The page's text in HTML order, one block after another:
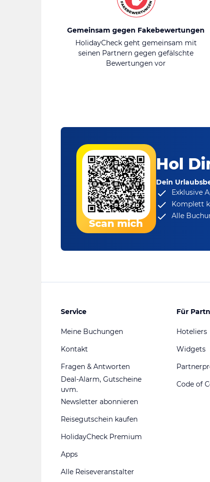
Gemeinsam gegen Fakebewertungen
HolidayCheck geht gemeinsam mit
seinen Partnern gegen gefälschte
Bewertungen vor
Scan mich
Hol
Dein
Exklusive
Komplett
Alle
Service
Meine Buchungen
Kontakt
Fragen & Antworten
Deal-Alarm, Gutscheine
uvm.
Newsletter abonnieren
Reisegutschein kaufen
HolidayCheck Premium
Apps
Alle Reiseveranstalter
Für
Hoteliers
Widgets
Code of